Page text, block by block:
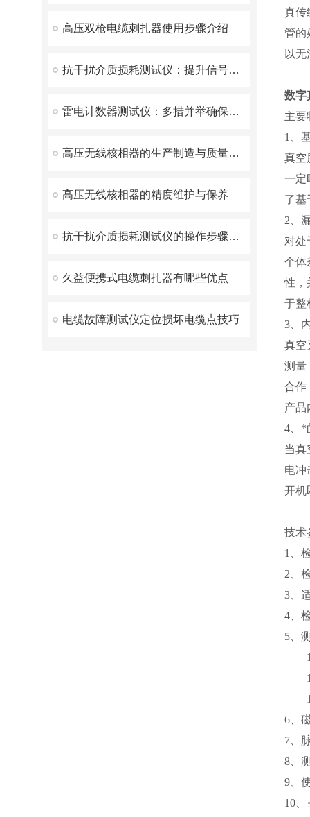
高压双枪电缆刺扎器使用步骤介绍
抗干扰介质损耗测试仪：提升信号稳定性的必备工具
雷电计数器测试仪：多措并举确保测试结果精准可靠
高压无线核相器的生产制造与质量控制
高压无线核相器的精度维护与保养
抗干扰介质损耗测试仪的操作步骤与注意事项
久益便携式电缆刺扎器有哪些优点
电缆故障测试仪定位损坏电缆点技巧
真传
管的
以
数字
主要
1、
真空
一定
了基
2、
对处
个体
性，
于整
3、
真空
测量
合作
产品
4、*
当真
电冲
开机
技术
1、
2、
3、
4、
5、
6、
7、
8、
9、
10、